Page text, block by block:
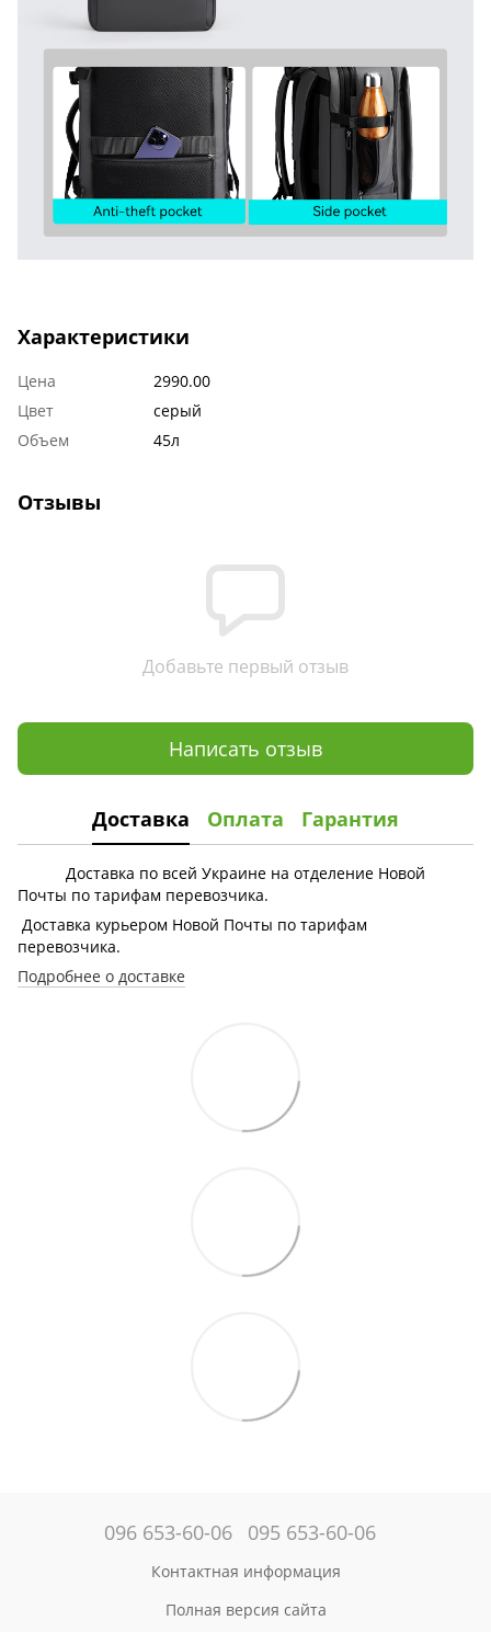
Характеристики
Цена
2990.00
Цвет
серый
Объем
45л
Отзывы
Добавьте первый отзыв
Написать отзыв
Доставка Оплата Гарантия
Доставка по всей Украине на отделение Новой
Почты по тарифам перевозчика.
Доставка курьером Новой Почты по тарифам
перевозчика.
Подробнее о доставке
096 653-60-06 095 653-60-06
Контактная информация
Полная версия сайта